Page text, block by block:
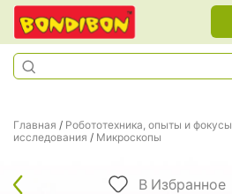
Главная / Робототехника, опыты и фокусы
исследования / Микроскопы
В Избранное